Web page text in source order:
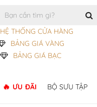
HỆ THỐNG CỬA HÀNG
BẢNG GIÁ VÀNG
BẢNG GIÁ BẠC
ƯU ĐÃI BỘ SƯU TẬP